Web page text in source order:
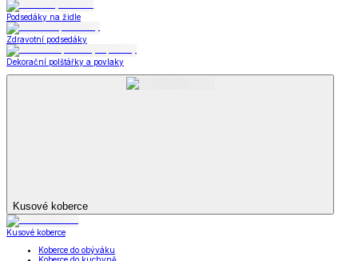
Podsedáky na židle
Zdravotní podsedáky
Dekorační polštářky a povlaky
Kusové koberce
Kusové koberce
Koberce do obýváku